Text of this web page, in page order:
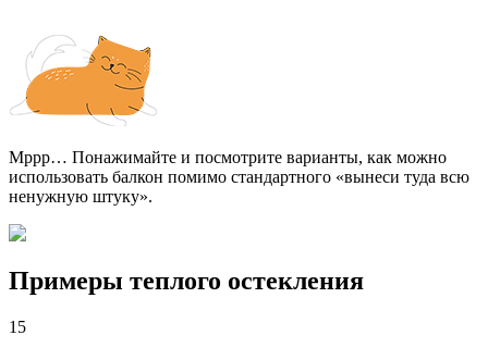
Мррр… Понажимайте и посмотрите варианты, как можно
использовать балкон помимо стандартного «вынеси туда всю
ненужную штуку».
Примеры теплого остекления
15